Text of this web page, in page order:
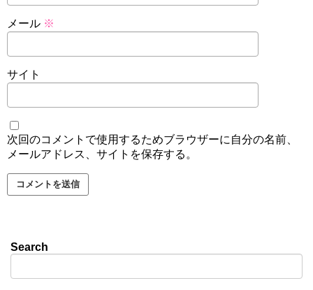
メール ※
サイト
次回のコメントで使用するためブラウザーに自分の名前、
メールアドレス、サイトを保存する。
Search